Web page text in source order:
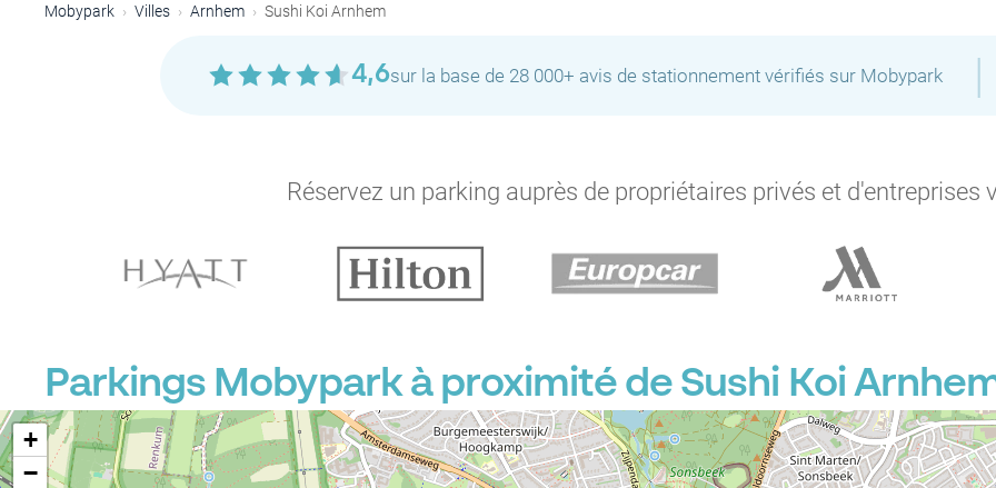
Mobypark Villes Arnhem Sushi Koi Arnhem
4,6sur la base de 28 000+ avis de stationnement vérifiés sur Mobypark |
Réservez un parking auprès de propriétaires privés et d'entreprises
Parkings Mobypark à proximité de Sushi Koi
+
−